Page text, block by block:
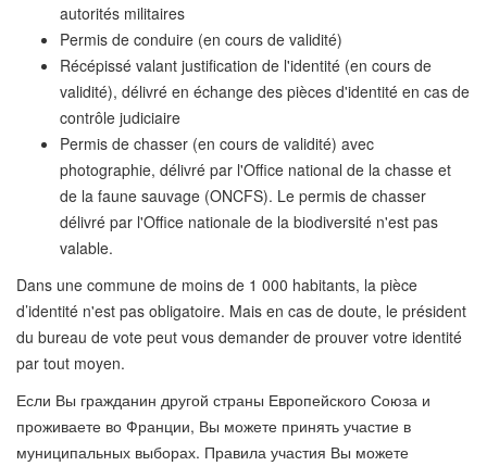
autorités militaires
Permis de conduire (en cours de validité)
Récépissé valant justification de l'identité (en cours de
validité), délivré en échange des pièces d'identité en cas de
contrôle judiciaire
Permis de chasser (en cours de validité) avec
photographie, délivré par l'Office national de la chasse et
de la faune sauvage (ONCFS). Le permis de chasser
délivré par l'Office nationale de la biodiversité n'est pas
valable.
Dans une commune de moins de 1 000 habitants, la pièce
d’identité n'est pas obligatoire. Mais en cas de doute, le président
du bureau de vote peut vous demander de prouver votre identité
par tout moyen.
Если Вы гражданин другой страны Европейского Союза и
проживаете во Франции, Вы можете принять участие в
муниципальных выборах. Правила участия Вы можете